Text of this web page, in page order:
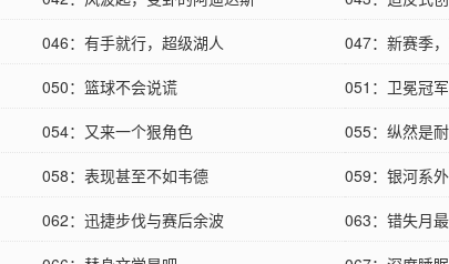
046：有手就行，超级湖人
047：新赛季
050：篮球不会说谎
051：卫冕冠
054：又来一个狠角色
055：纵然是
058：表现甚至不如韦德
059：银河系
062：迅捷步伐与赛后余波
063：错失月